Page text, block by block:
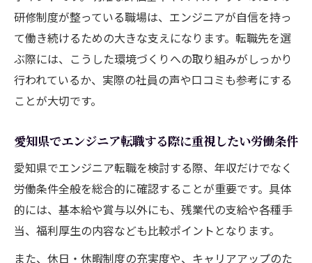
職戦略
愛知県エンジニア転職で未来を切り開くポ
イント
研修制度が整っている職場は、エンジニアが自信を持っ
て働き続けるための大きな支えになります。転職先を選
ぶ際には、こうした環境づくりへの取り組みがしっかり
行われているか、実際の社員の声や口コミも参考にする
ことが大切です。
愛知県でエンジニア転職する際に重視したい労働条件
愛知県でエンジニア転職を検討する際、年収だけでなく
労働条件全般を総合的に確認することが重要です。具体
的には、基本給や賞与以外にも、残業代の支給や各種手
当、福利厚生の内容なども比較ポイントとなります。
また、休日・休暇制度の充実度や、キャリアアップのた